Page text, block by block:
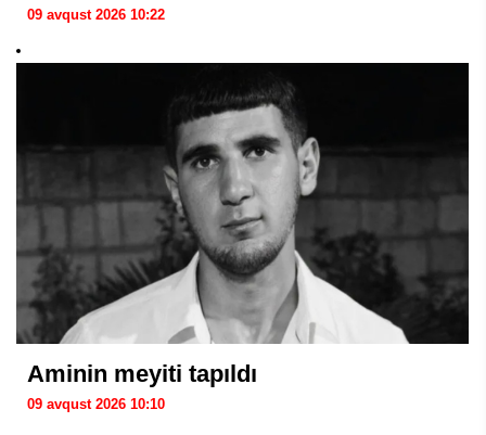
09 avqust 2026 10:22
Aminin meyiti tapıldı
09 avqust 2026 10:10